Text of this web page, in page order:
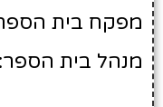
מפקח בית
מנהל בית הספר: